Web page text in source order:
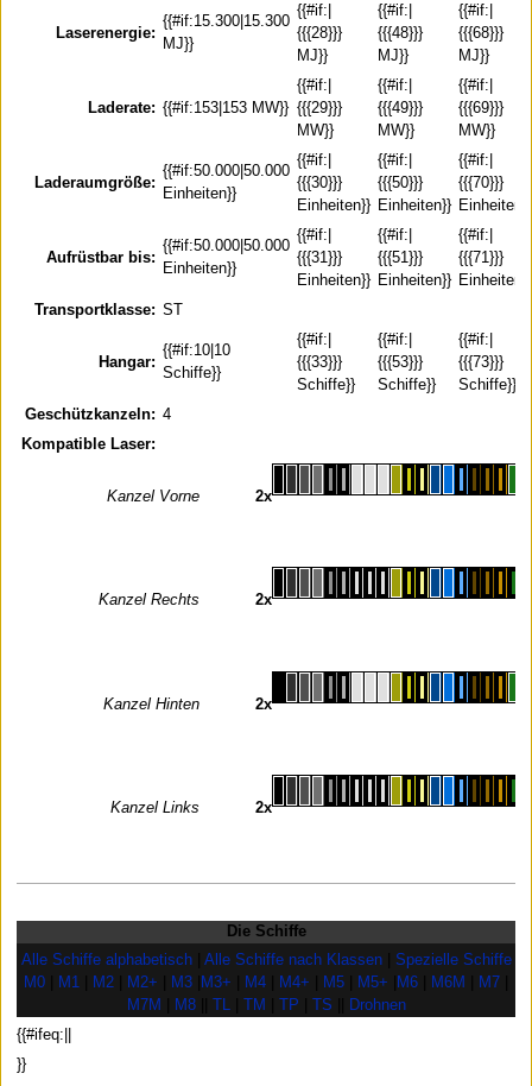
Laserenergie:
{{#if:15.300|15.300
MJ}}
{{#if:|
{{{28}}}
MJ}}
{{#if:|
{{{48}}}
MJ}}
{{#if:|
{{{68}}}
MJ}}
Laderate: {{#if:153|153 MW}}
{{#if:|
{{{29}}}
MW}}
{{#if:|
{{{49}}}
MW}}
{{#if:|
{{{69}}}
MW}}
Laderaumgröße:
{{#if:50.000|50.000
Einheiten}}
{{#if:|
{{{30}}}
Einheiten}}
{{#if:|
{{{50}}}
Einheiten}}
{{#if:|
{{{70}}}
Einheiten}}
Aufrüstbar bis:
{{#if:50.000|50.000
Einheiten}}
{{#if:|
{{{31}}}
Einheiten}}
{{#if:|
{{{51}}}
Einheiten}}
{{#if:|
{{{71}}}
Einheiten}}
Transportklasse: ST
Hangar:
{{#if:10|10
Schiffe}}
{{#if:|
{{{33}}}
Schiffe}}
{{#if:|
{{{53}}}
Schiffe}}
{{#if:|
{{{73}}}
Schiffe}}
Geschützkanzeln: 4
Kompatible Laser:
Kanzel Vorne 2x
Kanzel Rechts 2x
Kanzel Hinten 2x
Kanzel Links 2x
Die Schiffe
Alle Schiffe alphabetisch| Alle Schiffe nach Klassen| Spezielle Schiffe
M0
M1 M2 M2+ M3 M3+ M4 M4+ M5 M5+ M6 M6M M7
M7M
M8|| TL TM TP TS
Drohnen
{{#ifeq:||
}}